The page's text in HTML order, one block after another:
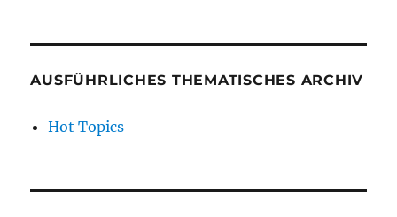
AUSFÜHRLICHES THEMATISCHES ARCHIV
Hot Topics